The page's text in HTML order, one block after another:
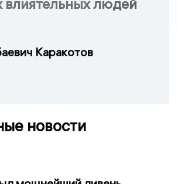
Каракотов
новости